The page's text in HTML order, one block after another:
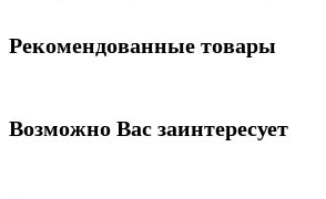
Рекомендованные товары
Возможно Вас заинтересует